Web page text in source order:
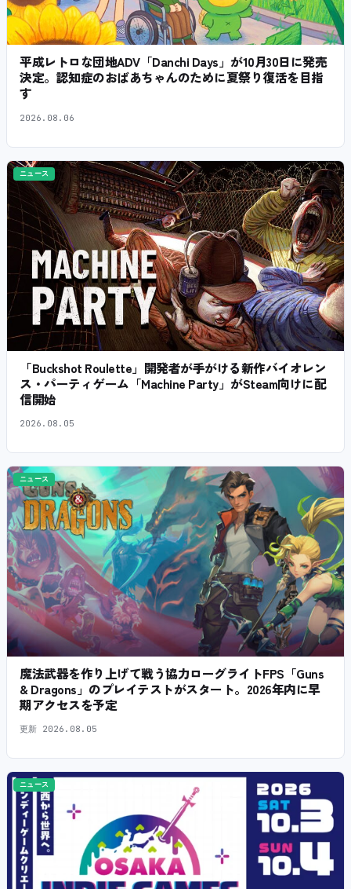
平成レトロな団地ADV「Danchi Days」が10月30日に発売
決定。認知症のおばあちゃんのために夏祭り復活を目指
す
2026.08.06
ニュース
「Buckshot Roulette」開発者が手がける新作バイオレン
ス・パーティゲーム「Machine Party」がSteam向けに配
信開始
2026.08.05
ニュース
魔法武器を作り上げて戦う協力ローグライトFPS「Guns
& Dragons」のプレイテストがスタート。2026年内に早
期アクセスを予定
更新 2026.08.05
ニュース